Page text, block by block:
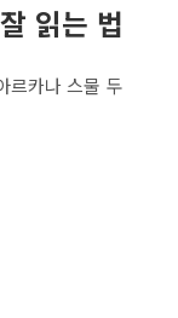
읽는 법
르카나 스물 두